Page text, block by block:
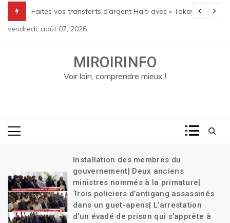
content
Le bilan des massacres de Pont Sondé s’alourdit| La
Faites vos transferts d’argent Haïti avec « Tokay »
vendredi, août 07, 2026
MIROIRINFO
Voir loin, comprendre mieux !
Installation des membres du
gouvernement| Deux anciens
ministres nommés à la primature|
Trois policiers d’antigang assassinés
dans un guet-apens| L’arrestation
d’un évadé de prison qui s’apprête à